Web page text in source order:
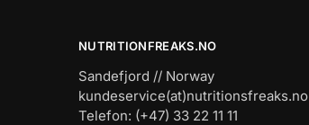
NUTRITIONFREAKS.NO
Sandefjord // Norway
kundeservice(at)nutritionsfreaks.no
Telefon: (+47) 33 22 11 11